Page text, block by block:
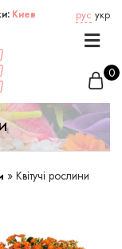
Киев рус укр
» Квітучі рослини